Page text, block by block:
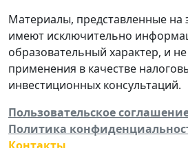
Материалы, представленные на
имеют исключительно
образовательный характер, и
применения в качестве
инвестиционных консультаций.
Пользовательское
Политика